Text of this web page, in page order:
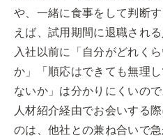
や、一緒に食事をして判断
えば、試用期間に退職され
入社以前に「自分がどれく
か」「順応はできても無理
ないか」は分かりにくいので
人材紹介経由でお会いする
のは、他社との兼ね合いで